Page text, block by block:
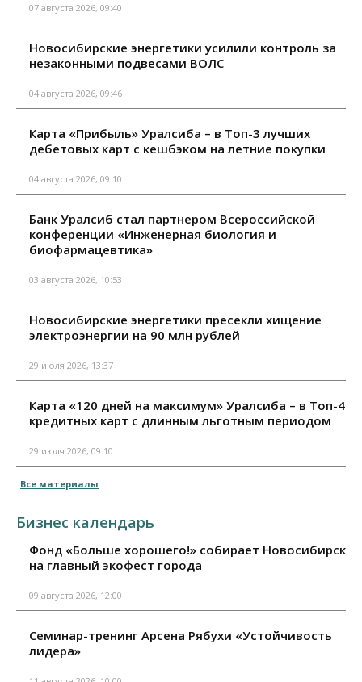
07 августа 2026, 09:40
Новосибирские энергетики усилили контроль за
незаконными подвесами ВОЛС
04 августа 2026, 09:46
Карта «Прибыль» Уралсиба – в Топ-3 лучших
дебетовых карт с кешбэком на летние покупки
04 августа 2026, 09:10
Банк Уралсиб стал партнером Всероссийской
конференции «Инженерная биология и
биофармацевтика»
03 августа 2026, 10:53
Новосибирские энергетики пресекли хищение
электроэнергии на 90 млн рублей
29 июля 2026, 13:37
Карта «120 дней на максимум» Уралсиба – в Топ-4
кредитных карт с длинным льготным периодом
29 июля 2026, 09:10
Все материалы
Бизнес календарь
Фонд «Больше хорошего!» собирает Новосибирск
на главный экофест города
09 августа 2026, 12:00
Семинар-тренинг Арсена Рябухи «Устойчивость
лидера»